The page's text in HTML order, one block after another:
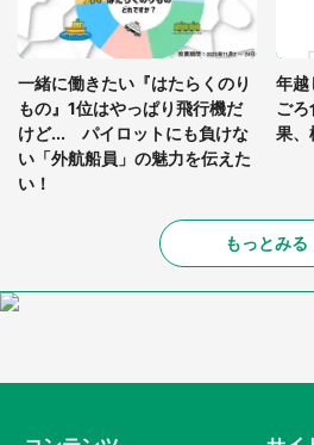
一緒に働きたい『はたらくのり
もの』1位はやっぱり飛行機だ
けど... パイロットにも負けな
い「外航船員」の魅力を伝えた
い！
年越
ご
果、
もっとみる